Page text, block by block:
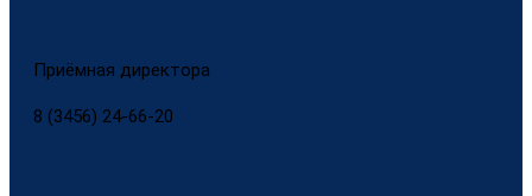
Приёмная директора
8 (3456) 24-66-20